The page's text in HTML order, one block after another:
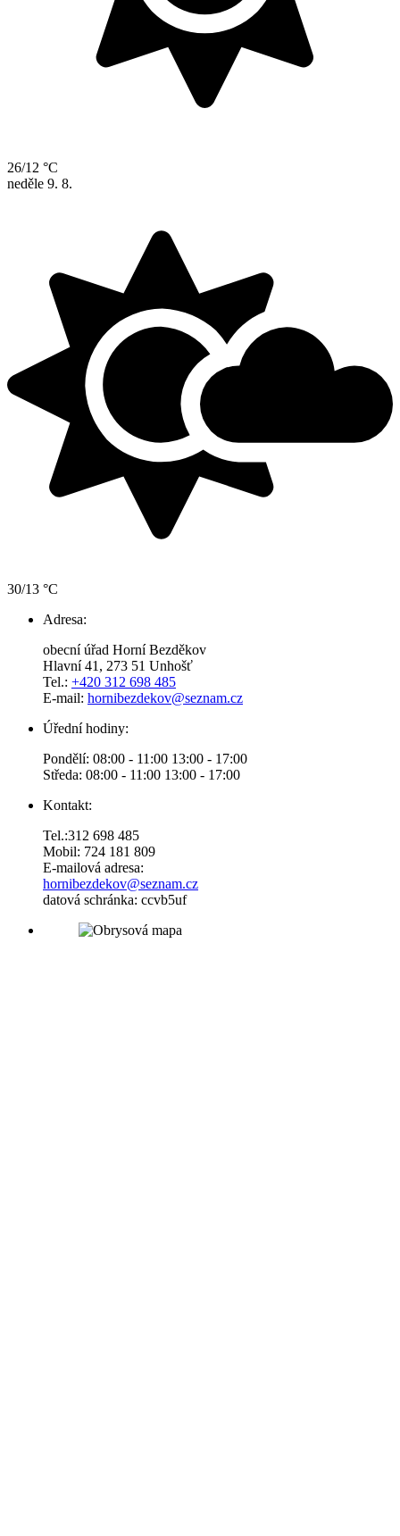
26/12 °C
neděle 9. 8.
30/13 °C
Adresa:
obecní úřad Horní Bezděkov
Hlavní 41, 273 51 Unhošť
Tel.: +420 312 698 485
E-mail: hornibezdekov@seznam.cz
Úřední hodiny:
Pondělí: 08:00 - 11:00 13:00 - 17:00
Středa: 08:00 - 11:00 13:00 - 17:00
Kontakt:
Tel.:312 698 485
Mobil: 724 181 809
E-mailová adresa:
hornibezdekov@seznam.cz
datová schránka: ccvb5uf